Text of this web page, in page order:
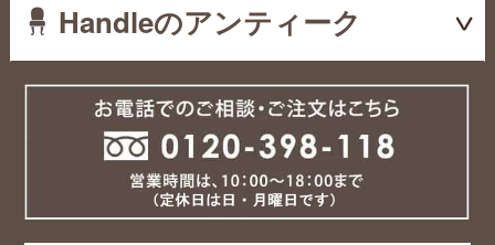
Handleのアンティーク